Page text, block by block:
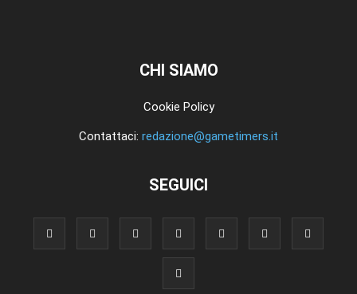
CHI SIAMO
Cookie Policy
Contattaci: redazione@gametimers.it
SEGUICI